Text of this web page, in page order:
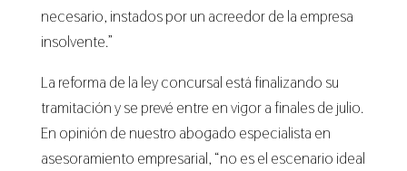
necesario, instados por un acreedor de la empresa
insolvente.”
La reforma de la ley concursal está finalizando su
tramitación y se prevé entre en vigor a finales de julio.
En opinión de nuestro abogado especialista en
asesoramiento empresarial, “no es el escenario ideal